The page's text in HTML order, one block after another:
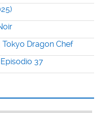
Dragon Chef
37